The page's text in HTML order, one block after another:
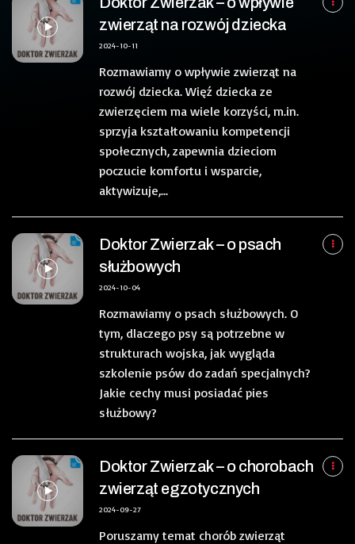
zwierząt na rozwój dziecka
2024-10-11
Rozmawiamy o wpływie zwierząt na
rozwój dziecka. Więź dziecka ze
zwierzęciem ma wiele korzyści, m.in.
sprzyja kształtowaniu kompetencji
społecznych, zapewnia dzieciom
poczucie komfortu i wsparcie,
aktywizuje,...
Doktor Zwierzak – o psach
służbowych
2024-10-04
Rozmawiamy o psach służbowych. O
tym, dlaczego psy są potrzebne w
strukturach wojska, jak wygląda
szkolenie psów do zadań specjalnych?
Jakie cechy musi posiadać pies
służbowy?
Doktor Zwierzak – o chorobach
zwierząt egzotycznych
2024-09-27
Poruszamy temat chorób zwierząt